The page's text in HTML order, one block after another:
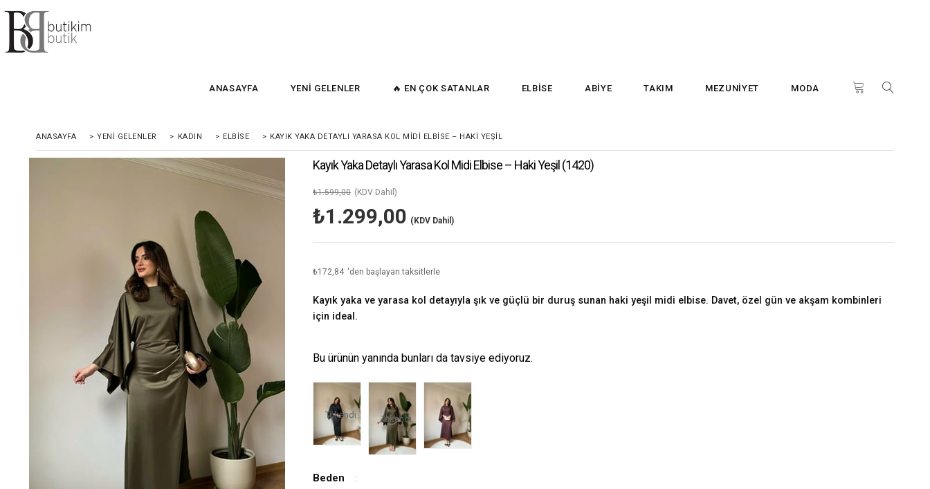
ANASAYFA YENİ GELENLER 🔥 EN ÇOK SATANLAR ELBİSE ABİYE TAKIM MEZUNİYET MODA
ANASAYFA > YENI GELENLER > KADIN > ELBISE > KAYIK YAKA DETAYLI YARASA KOL MIDI ELBISE – HAKI YEŞIL
Kayık Yaka Detaylı Yarasa Kol Midi Elbise – Haki Yeşil (1420)
₺1.599,00 (KDV Dahil)
₺1.299,00 (KDV Dahil)
₺172,84 'den başlayan taksitlerle
Kayık yaka ve yarasa kol detayıyla şık ve güçlü bir duruş sunan haki yeşil midi elbise. Davet, özel gün ve akşam kombinleri
için ideal.
Bu ürünün yanında bunları da tavsiye ediyoruz.
Tükendi Tükendi
Beden :